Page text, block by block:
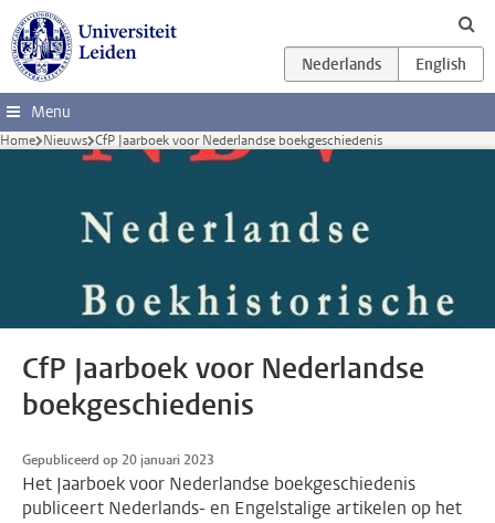
Ga direct naar de inhoud
Menu
Home Nieuws CfP Jaarboek voor Nederlandse boekgeschiedenis
CfP Jaarboek voor Nederlandse
boekgeschiedenis
Gepubliceerd op 20 januari 2023
Het Jaarboek voor Nederlandse boekgeschiedenis
publiceert Nederlands- en Engelstalige artikelen op het